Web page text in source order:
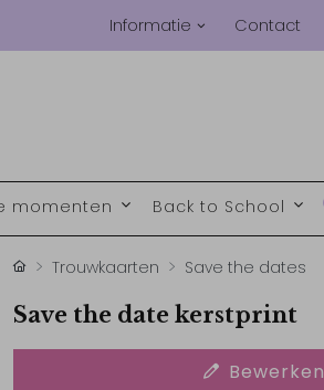
Informatie Contact
momenten Back to School
Trouwkaarten Save the dates
Save the date kerstprint
Bewerken